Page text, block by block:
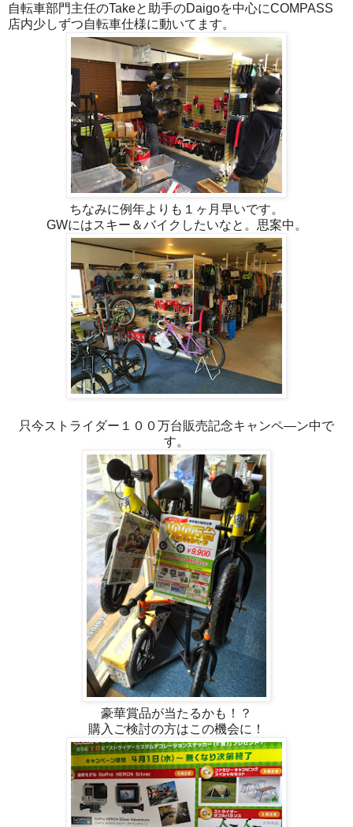
自転車部門主任のTakeと助手のDaigoを中心にCOMPASS
店内少しずつ自転車仕様に動いてます。
ちなみに例年よりも１ヶ月早いです。
GWにはスキー＆バイクしたいなと。思案中。
只今ストライダー１００万台販売記念キャンペ—ン中で
す。
豪華賞品が当たるかも！？
購入ご検討の方はこの機会に！